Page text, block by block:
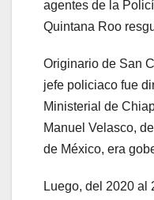
agentes de la
Quintana Roo
Originario de San
jefe policiaco fue
Ministerial de
Manuel Velasco,
de México, era
Luego, del 2020 al